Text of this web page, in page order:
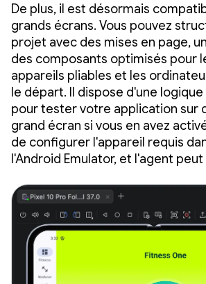
De plus, il est désormais
grands écrans. Vous pouvez
projet avec des mises en page,
des composants optimisés pour
appareils pliables et les
le départ. Il dispose d'une
pour tester votre application sur
grand écran si vous en avez
de configurer l'appareil requis
l'Android Emulator, et l'agent